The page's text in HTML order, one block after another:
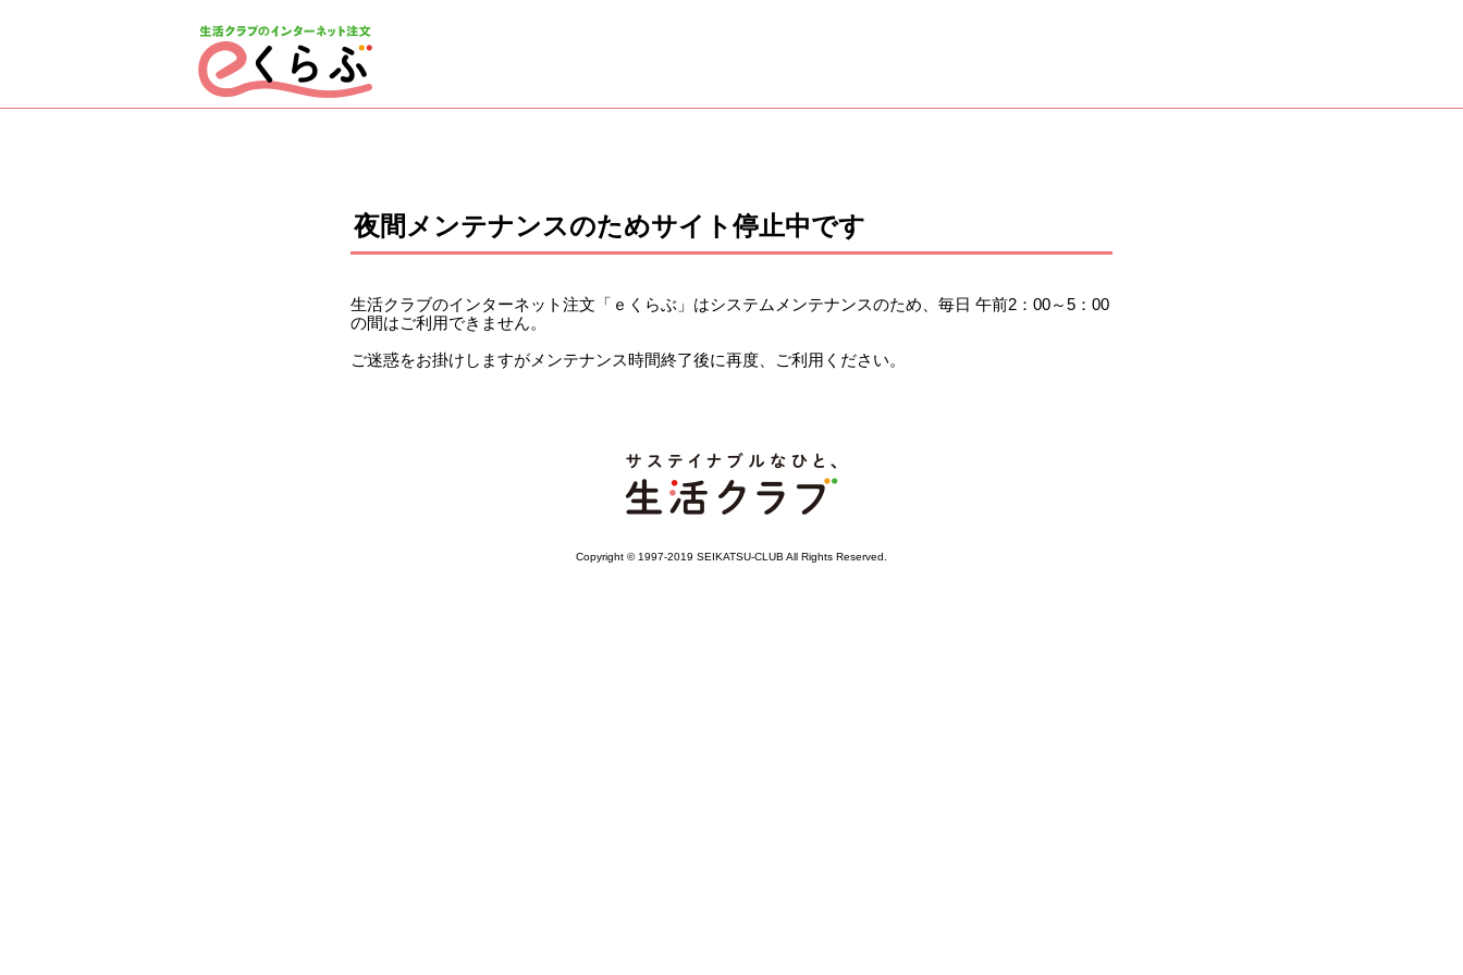
夜間メンテナンスのためサイト停止中です
生活クラブのインターネット注文「ｅくらぶ」はシステムメンテナンスのため、毎日 午前2：00～5：00
の間はご利用できません。
ご迷惑をお掛けしますがメンテナンス時間終了後に再度、ご利用ください。
Copyright © 1997-2019 SEIKATSU-CLUB All Rights Reserved.